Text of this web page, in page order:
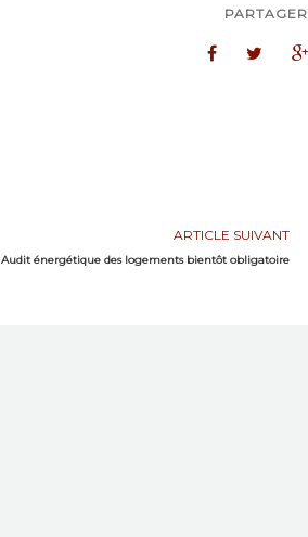
PARTAGER
ARTICLE SUIVANT
Audit énergétique des logements bientôt obligatoire